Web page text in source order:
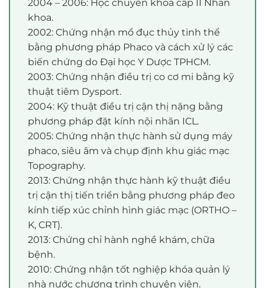
2004 – 2006: Học chuyên khoa cấp II Nhãn
khoa.
2002: Chứng nhận mổ đục thủy tinh thể
bằng phương pháp Phaco và cách xử lý các
biến chứng do Đại học Y Dược TPHCM.
2003: Chứng nhận điều trị co cơ mi bằng kỹ
thuật tiêm Dysport.
2004: Kỹ thuật điều trị cận thị nặng bằng
phương pháp đặt kính nội nhãn ICL.
2005: Chứng nhận thực hành sử dụng máy
phaco, siêu âm và chụp định khu giác mạc
Topography.
2013: Chứng nhận thực hành kỹ thuật điều
trị cận thị tiến triển bằng phương pháp đeo
kính tiếp xúc chỉnh hình giác mạc (ORTHO –
K, CRT).
2013: Chứng chỉ hành nghề khám, chữa
bệnh.
2010: Chứng nhận tốt nghiệp khóa quản lý
nhà nước chương trình chuyên viên.